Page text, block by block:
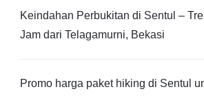
Keindahan Perbukitan di Sentul –
Jam dari Telagamurni, Bekasi
Promo harga paket hiking di Sentul